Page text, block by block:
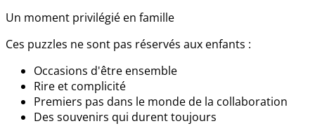
Un moment privilégié en famille
Ces puzzles ne sont pas réservés aux enfants :
Occasions d'être ensemble
Rire et complicité
Premiers pas dans le monde de la collaboration
Des souvenirs qui durent toujours